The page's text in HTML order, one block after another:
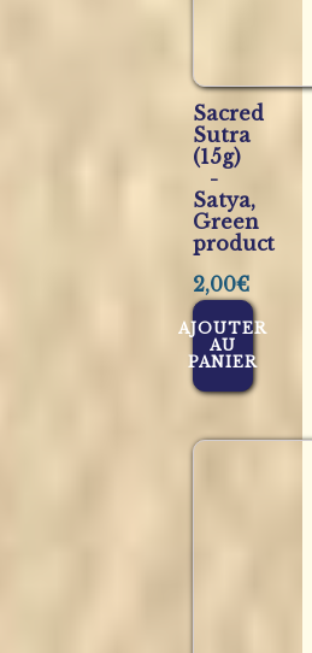
Sacred
Sutra
(15g)
-
Satya,
Green
product
2,00€
AJOUTER
AU
PANIER